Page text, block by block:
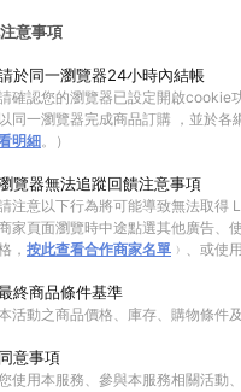
意事項
於同一瀏覽器24小時內結帳
確認您的瀏覽器已設定開啟cookie
以同一瀏覽器完成商品訂購 ，並於各
明細。）
覽器無法追蹤回饋注意事項
注意以下行為將可能導致無法取得
家頁面瀏覽時中途點選其他廣告、
， 按此查看合作商家名單 ﹚、或使
終商品條件基準
活動之商品價格、庫存、購物條件
同意事項
使用本服務、參與本服務相關活動